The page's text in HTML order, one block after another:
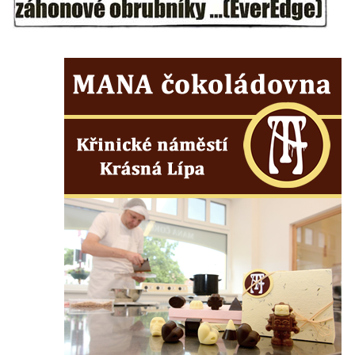
Starých Křečanech
Pamětní desky obětem 1. světové války na
Pomník Theodora Körnera v Tyršově ulici v
Pomník Františka Josefa I. u křížové cesty
ve Šluknově
Pamětní deska Polské armádě na budově
MÚ v ulici 2. polské armády v Rumburku
Kenotaf Richarda Grossmanna na hřbitově
v Dubé
Hrob Jiřího Kasala na hřbitově v Dubé